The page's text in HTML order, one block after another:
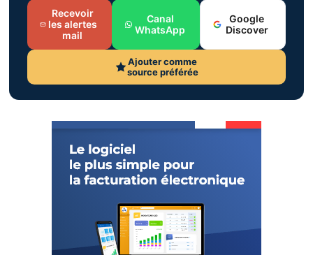
Recevoir
les alertes
mail
Canal
WhatsApp
Google
Discover
Ajouter comme
source préférée